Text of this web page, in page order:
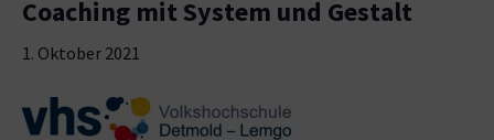
Coaching mit System und Gestalt
1. Oktober 2021